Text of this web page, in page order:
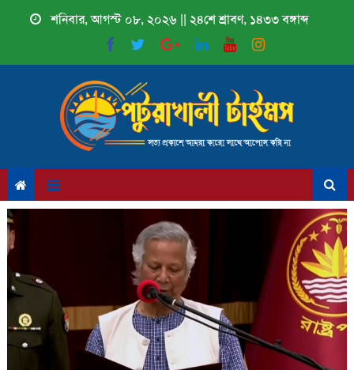
শনিবার, আগস্ট ০৮, ২০২৬ || ২৪শে শ্রাবণ, ১৪৩৩ বঙ্গাব্দ